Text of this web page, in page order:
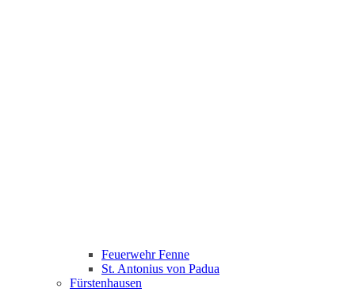
Feuerwehr Fenne
St. Antonius von Padua
Fürstenhausen